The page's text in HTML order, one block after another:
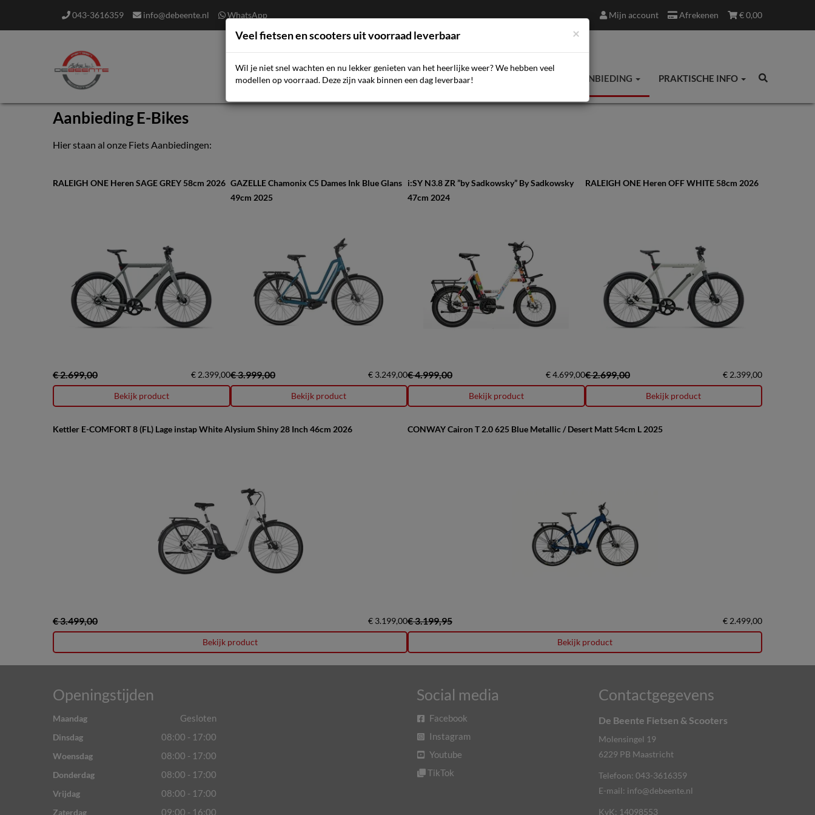
043-3616359 info@debeente.nl WhatsApp €0,00
Afrekenen
Mijn account
FAQ NIEUWS SCOOTERS FIETSEN AANBIEDING PRAKTISCHE INFO
Aanbieding E-Bikes
Hier staan al onze Fiets Aanbiedingen:
RALEIGH ONE Heren SAGE GREY 58cm 2026
€ 2.699,00 € 2.399,00
Bekijk product
GAZELLE Chamonix C5 Dames Ink Blue Glans
49cm 2025
€ 3.999,00 € 3.249,00
Bekijk product
i:SY N3.8 ZR ”by Sadkowsky” By Sadkowsky
47cm 2024
€ 4.999,00 € 4.699,00
Bekijk product
RALEIGH ONE Heren OFF WHITE 58cm 2026
€ 2.699,00 € 2.399,00
Bekijk product
Kettler E-COMFORT 8 (FL) Lage instap White Alysium Shiny 28 Inch 46cm 2026
€ 3.499,00 € 3.199,00
Bekijk product
CONWAY Cairon T 2.0 625 Blue Metallic / Desert Matt 54cm L 2025
€ 3.199,95 € 2.499,00
Bekijk product
Openingstijden
Maandag Gesloten
Dinsdag 08:00 - 17:00
Woensdag 08:00 - 17:00
Donderdag 08:00 - 17:00
Vrijdag 08:00 - 17:00
Zaterdag 09:00 - 16:00
Social media
Facebook
Instagram
Youtube
TikTok
Contactgegevens
De Beente Fietsen & Scooters
Molensingel 19
6229 PB Maastricht
Telefoon: 043-3616359
E-mail: info@debeente.nl
KvK: 14098553
×
Veel fietsen en scooters uit voorraad leverbaar
Wil je niet snel wachten en nu lekker genieten van het heerlijke weer? We hebben veel
modellen op voorraad. Deze zijn vaak binnen een dag leverbaar!